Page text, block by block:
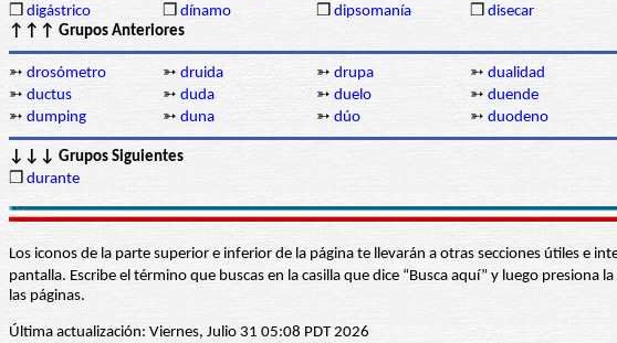
❒ digástrico ❒ dínamo ❒ dipsomanía ❒ disecar
↑↑↑ Grupos Anteriores
➳ drosómetro ➳ druida ➳ drupa ➳ dualidad
➳ ductus ➳ duda ➳ duelo ➳ duende
➳ dumping ➳ duna ➳ dúo ➳ duodeno
↓↓↓ Grupos Siguientes
❒ durante
Los iconos de la parte superior e inferior de la página te llevarán a otras secciones útiles e
pantalla. Escribe el término que buscas en la casilla que dice “Busca aquí” y luego
las páginas.
Última actualización: Viernes, Julio 31 05:08 PDT 2026